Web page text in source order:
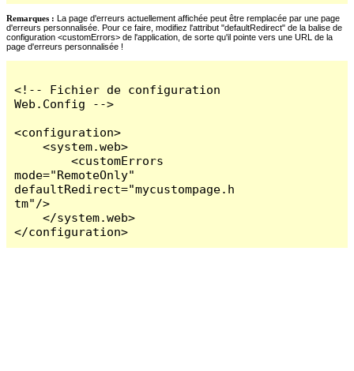
Remarques : La page d'erreurs actuellement affichée peut être remplacée par une page
d'erreurs personnalisée. Pour ce faire, modifiez l'attribut "defaultRedirect" de la balise de
configuration <customErrors> de l'application, de sorte qu'il pointe vers une URL de la
page d'erreurs personnalisée !
<!-- Fichier de configuration
Web.Config -->
<configuration>
    <system.web>
        <customErrors
mode="RemoteOnly"
defaultRedirect="mycustompage.h
tm"/>
    </system.web>
</configuration>